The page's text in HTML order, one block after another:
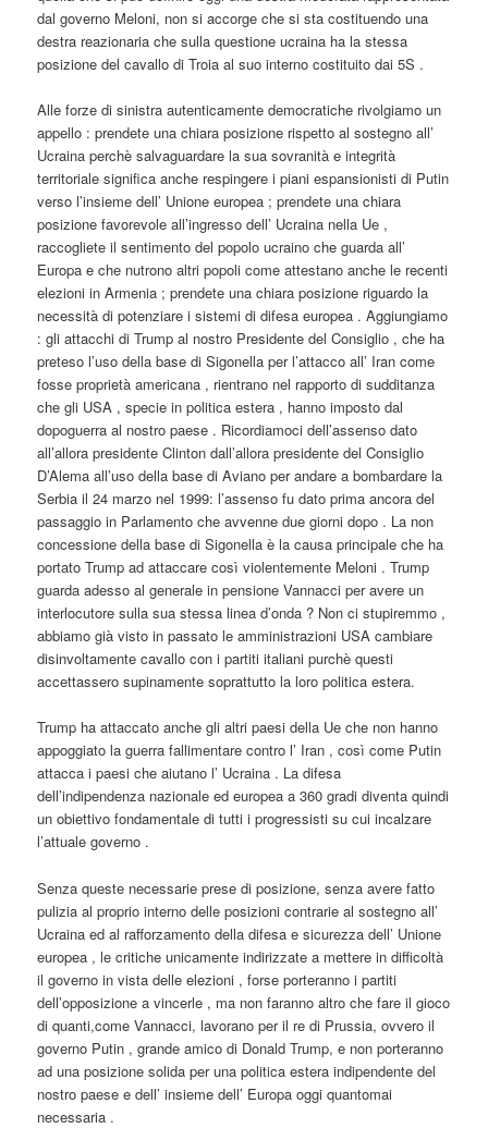
dal governo Meloni, non si accorge che si sta costituendo una
destra reazionaria che sulla questione ucraina ha la stessa
posizione del cavallo di Troia al suo interno costituito dai 5S .
Alle forze di sinistra autenticamente democratiche rivolgiamo un
appello : prendete una chiara posizione rispetto al sostegno all’
Ucraina perchè salvaguardare la sua sovranità e integrità
territoriale significa anche respingere i piani espansionisti di Putin
verso l’insieme dell’ Unione europea ; prendete una chiara
posizione favorevole all’ingresso dell’ Ucraina nella Ue ,
raccogliete il sentimento del popolo ucraino che guarda all’
Europa e che nutrono altri popoli come attestano anche le recenti
elezioni in Armenia ; prendete una chiara posizione riguardo la
necessità di potenziare i sistemi di difesa europea . Aggiungiamo
: gli attacchi di Trump al nostro Presidente del Consiglio , che ha
preteso l’uso della base di Sigonella per l’attacco all’ Iran come
fosse proprietà americana , rientrano nel rapporto di sudditanza
che gli USA , specie in politica estera , hanno imposto dal
dopoguerra al nostro paese . Ricordiamoci dell’assenso dato
all’allora presidente Clinton dall’allora presidente del Consiglio
D’Alema all’uso della base di Aviano per andare a bombardare la
Serbia il 24 marzo nel 1999: l’assenso fu dato prima ancora del
passaggio in Parlamento che avvenne due giorni dopo . La non
concessione della base di Sigonella è la causa principale che ha
portato Trump ad attaccare così violentemente Meloni . Trump
guarda adesso al generale in pensione Vannacci per avere un
interlocutore sulla sua stessa linea d’onda ? Non ci stupiremmo ,
abbiamo già visto in passato le amministrazioni USA cambiare
disinvoltamente cavallo con i partiti italiani purchè questi
accettassero supinamente soprattutto la loro politica estera.
Trump ha attaccato anche gli altri paesi della Ue che non hanno
appoggiato la guerra fallimentare contro l’ Iran , così come Putin
attacca i paesi che aiutano l’ Ucraina . La difesa
dell’indipendenza nazionale ed europea a 360 gradi diventa quindi
un obiettivo fondamentale di tutti i progressisti su cui incalzare
l’attuale governo .
Senza queste necessarie prese di posizione, senza avere fatto
pulizia al proprio interno delle posizioni contrarie al sostegno all’
Ucraina ed al rafforzamento della difesa e sicurezza dell’ Unione
europea , le critiche unicamente indirizzate a mettere in difficoltà
il governo in vista delle elezioni , forse porteranno i partiti
dell’opposizione a vincerle , ma non faranno altro che fare il gioco
di quanti,come Vannacci, lavorano per il re di Prussia, ovvero il
governo Putin , grande amico di Donald Trump, e non porteranno
ad una posizione solida per una politica estera indipendente del
nostro paese e dell’ insieme dell’ Europa oggi quantomai
necessaria .